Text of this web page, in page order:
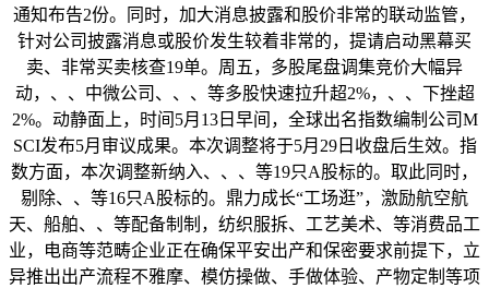
通知布告2份。同时，加大消息披露和股价非常的联动监管，
针对公司披露消息或股价发生较着非常的，提请启动黑幕买
卖、非常买卖核查19单。周五，多股尾盘调集竞价大幅异
动，、、中微公司、、、等多股快速拉升超2%，、、下挫超
2%。动静面上，时间5月13日早间，全球出名指数编制公司M
SCI发布5月审议成果。本次调整将于5月29日收盘后生效。指
数方面，本次调整新纳入、、、等19只A股标的。取此同时，
剔除、、等16只A股标的。鼎力成长“工场逛”，激励航空航
天、船舶、、等配备制制，纺织服拆、工艺美术、等消费品工
业，电商等范畴企业正在确保平安出产和保密要求前提下，立
异推出出产流程不雅摩、模仿操做、手做体验、产物定制等项